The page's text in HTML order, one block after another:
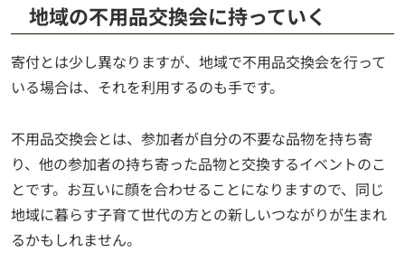
地域の不用品交換会に持っていく
寄付とは少し異なりますが、地域で不用品交換会を行って
いる場合は、それを利用するのも手です。
不用品交換会とは、参加者が自分の不要な品物を持ち寄
り、他の参加者の持ち寄った品物と交換するイベントのこ
とです。お互いに顔を合わせることになりますので、同じ
地域に暮らす子育て世代の方との新しいつながりが生まれ
るかもしれません。